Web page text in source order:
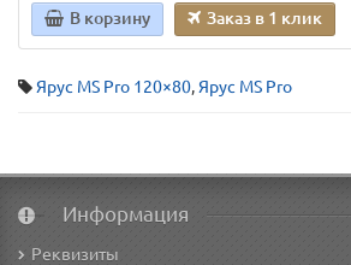
В корзину Заказ в 1 клик
Ярус MS Pro 120×80, Ярус MS Pro
Информация
Реквизиты